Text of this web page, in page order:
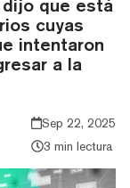
que está
cuyas
intentaron
a la
Sep 22, 2025
3 min lectura